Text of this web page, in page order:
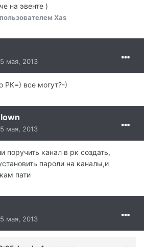
на эвенте )
пользователем Xas
5 мая, 2013
РК=) все могут?-)
5 мая, 2013
поручить канал в рк создать,
пароли на каналы,и
пати
5 мая, 2013